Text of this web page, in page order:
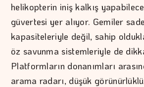
helikopterin iniş kalkış
güvertesi yer alıyor. Gemiler
kapasiteleriyle değil, sahip
öz savunma sistemleriyle de
Platformların donanımları
arama radarı, düşük